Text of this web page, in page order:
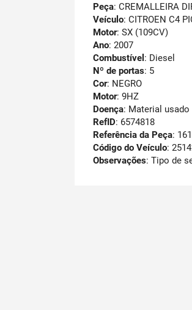
Peça: CREMALLEIRA
Veículo: CITROEN C4
Motor: SX (109CV)
Ano: 2007
Combustível : Diesel
Nº de portas: 5
Cor: NEGRO
Motor: 9HZ
Doença: Material usado
RefID: 6574818
Referência da Peça:
Código do Veículo:
Observações: Tipo de